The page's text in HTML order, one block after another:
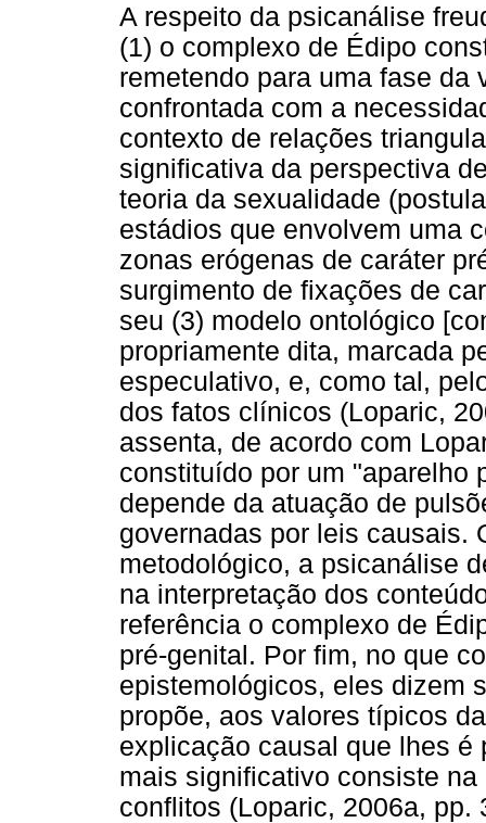
A respeito da psicanálise
(1) o complexo de Édipo
remetendo para uma fase da
confrontada com a
contexto de relações
significativa da perspectiva
teoria da sexualidade
estádios que envolvem uma
zonas erógenas de caráter
surgimento de fixações de
seu (3) modelo ontológico
propriamente dita, marcada
especulativo, e, como tal,
dos fatos clínicos (Loparic,
assenta, de acordo com
constituído por um "aparelho
depende da atuação de
governadas por leis causais.
metodológico, a psicanálise
na interpretação dos
referência o complexo de
pré-genital. Por fim, no que
epistemológicos, eles dizem
propõe, aos valores típicos
explicação causal que lhes é
mais significativo consiste
conflitos (Loparic, 2006a, pp.